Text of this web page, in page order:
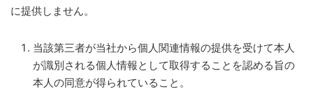
に提供しません。
当該第三者が当社から個人関連情報の提供を受けて本人
が識別される個人情報として取得することを認める旨の
本人の同意が得られていること。